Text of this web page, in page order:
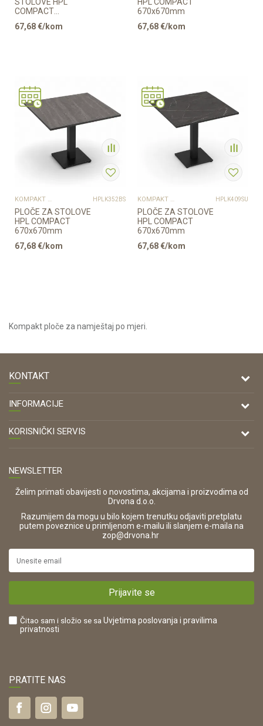
COMPACT
67,68€/kom
670x670mm
67,68€/kom
KOMPAKT PLOČE HPLK352BS
PLOČE ZA STOLOVE
HPL COMPACT
670x670mm
67,68€/kom
KOMPAKT PLOČE HPLK409SU
PLOČE ZA STOLOVE
HPL COMPACT
670x670mm
67,68€/kom
Kompakt ploče za namještaj po mjeri.
KONTAKT
DRVONA D.O.O.
Antuna Mihanovića 7,
47000 Karlovac
OIB:
42821181683
16280
https://www.drvona.hr/
POREZNI BROJ:
INFORMACIJE
O nama
KORISNIČKI SERVIS
Zaštita privatnosti i osobnih podataka
Korištenje kolačića
Pravo na odustajanje i jednostrani raskid ugovora
Reklamacije
Plaćanje karticama
Što dobivam registracijom?
NEWSLETTER
Želim primati obavijesti o novostima, akcijama i proizvodima od
Drvona d.o.o.
Razumijem da mogu u bilo kojem trenutku odjaviti pretplatu
putem poveznice u primljenom e-mailu ili slanjem e-maila na
zop@drvona.hr
Prijavite se
Čitao sam i složio se sa Uvjetima poslovanja i pravilima
privatnosti
PRATITE NAS